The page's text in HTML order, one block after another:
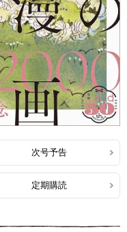
次号予告
定期購読